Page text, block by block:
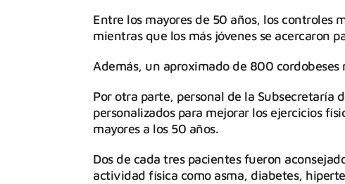
Entre los mayores de 50 años, los controles
mientras que los más jóvenes se acercaron
Además, un aproximado de 800
Por otra parte, personal de la Subsecretaría
personalizados para mejorar los ejercicios
mayores a los 50 años.
Dos de cada tres pacientes fueron
actividad física como asma, diabetes,